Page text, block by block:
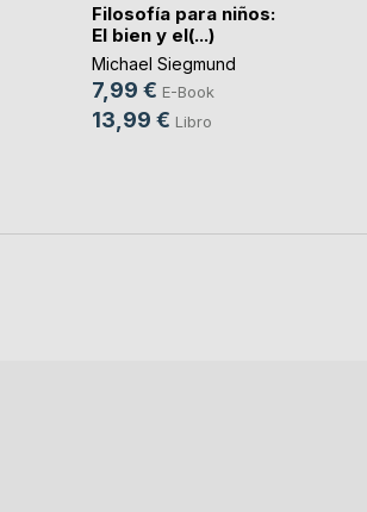
Filosofía para niños:
El bien y el(...)
Michael Siegmund
7,99 € E-Book
13,99 € Libro